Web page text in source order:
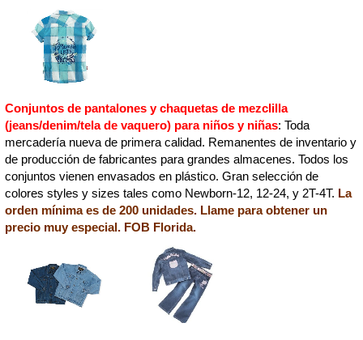
Conjuntos de pantalones y chaquetas de mezclilla
(jeans/denim/tela de vaquero) para niños y niñas: Toda
mercadería nueva de primera calidad. Remanentes de inventario y
de producción de fabricantes para grandes almacenes. Todos los
conjuntos vienen envasados en plástico. Gran selección de
colores styles y sizes tales como Newborn-12, 12-24, y 2T-4T. La
orden mínima es de 200 unidades. Llame para obtener un
precio muy especial. FOB Florida.